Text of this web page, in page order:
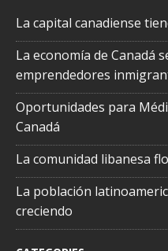
La capital canadiense
La economía de Canadá
emprendedores
Oportunidades para
Canadá
La comunidad libanesa
La población
creciendo